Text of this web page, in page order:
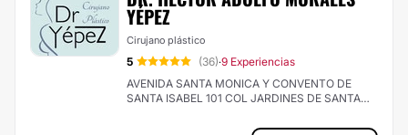
YÉPEZ
Cirujano plástico
5 (36)·9 Experiencias
AVENIDA SANTA MONICA Y CONVENTO DE
SANTA ISABEL 101 COL JARDINES DE SANTA